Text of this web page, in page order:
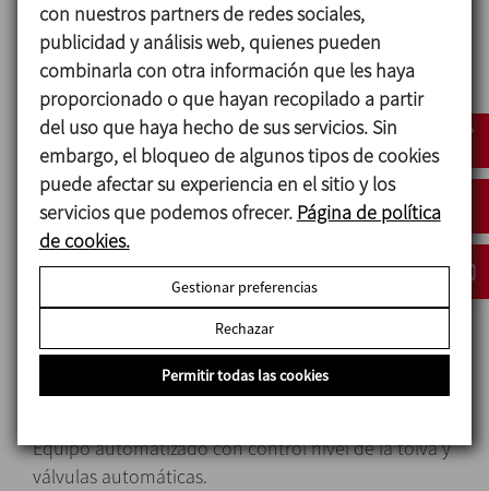
Materiales
Piezas en contacto con el producto: AISI-316L
Juntas: EPDM
Cierre mecánico mezclador (estándar): Grafito /
Inox. / EPDM
Acabado interior: pulido espejo, Ra < 0.8
Opciones
Cierre en SiC/Graf, SiC/SiC, TungC/SiC.
Cierre refrigerado.
Juntas en Vitón , PTFE.
Equipo automatizado con control nivel de la tolva y
válvulas automáticas.
con nuestros partners de redes sociales,
publicidad y análisis web, quienes pueden
combinarla con otra información que les haya
proporcionado o que hayan recopilado a partir
del uso que haya hecho de sus servicios. Sin
embargo, el bloqueo de algunos tipos de cookies
puede afectar su experiencia en el sitio y los
servicios que podemos ofrecer. Página de política
de cookies.
Gestionar preferencias
Rechazar
Permitir todas las cookies